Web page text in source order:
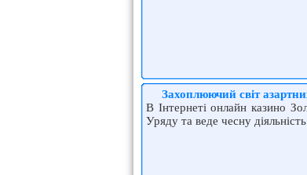
Захоплюючий світ
В Інтернеті онлайн казино
Уряду та веде чесну